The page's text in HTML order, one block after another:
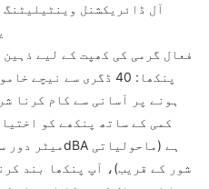
ہونے پر آسانی سے کام کرنا
کمی کے ساتھ پنکھے کو
شور کے قریب)، آپ پنکھا بند